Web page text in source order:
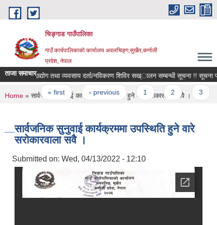
Skip to main content
चिङ्गाड गाउँपालिका
गाउँ कार्यपालिकाको कार्यालय अवलचिङ्ग,सुर्खेत,कर्णाली
प्रदेश, नेपाल
ताजा समाचारउद्योग तथा व्यवसाय दर्ता/नविकरण शिविर सख्ालन सम्बन्धी सूचना !! सूचना
Pages
« first ‹ previous 1 2 3
You are here
Home » सार्वजनिक सुनुवाई कार्यक्रममा उपस्थिति हुने वारे सरोकारवाला सवै ।
सार्वजनिक सुनुवाई कार्यक्रममा उपस्थिति हुने वारे
सरोकारवाला सवै ।
Submitted on: Wed, 04/13/2022 - 12:10